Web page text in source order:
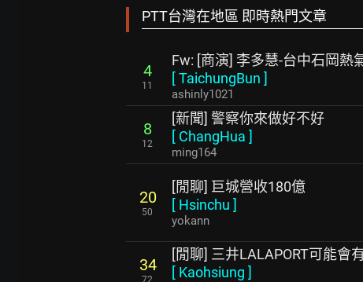
PTT台灣在地區 即時熱門文章
4
11
Fw: [商演] 李多慧-台中石岡熱
[TaichungBun ]
ashinly1021
8
12
[新聞] 警察你來做好不好
[ ChangHua ]
ming164
20
50
[閒聊] 巨城營收180億
[ Hsinchu ]
yokann
34
72
[閒聊] 三井LALAPORT可能會
[ Kaohsiung ]